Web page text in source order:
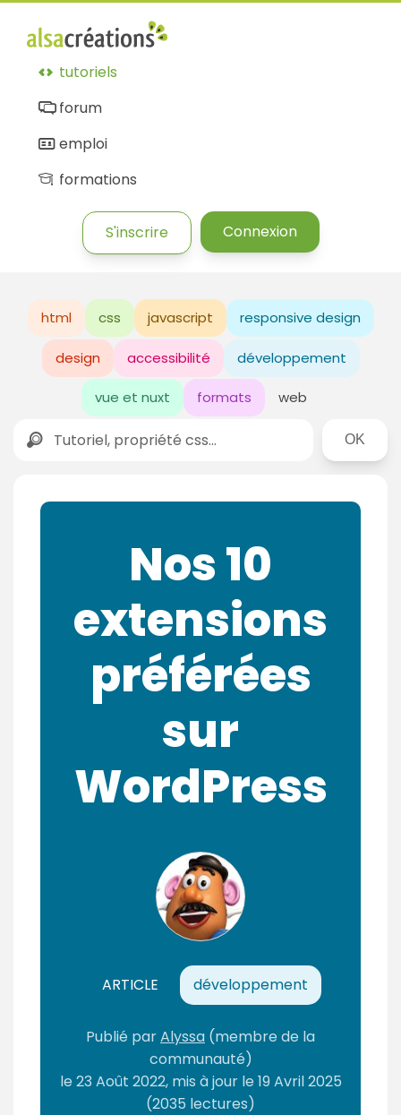
tutoriels
forum
emploi
formations
S'inscrire Connexion
html css javascript responsive design
design accessibilité développement
vue et nuxt formats web
Rechercher
Nos 10
extensions
préférées
sur
WordPress
ARTICLE développement
Publié parAlyssa (membre de la
communauté)
le23 Août 2022, mis à jour le19 Avril 2025
(2035 lectures)